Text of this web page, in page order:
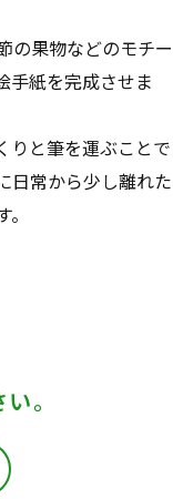
の果物などのモチー
手紙を完成させま
りと筆を運ぶことで
日常から少し離れた
。